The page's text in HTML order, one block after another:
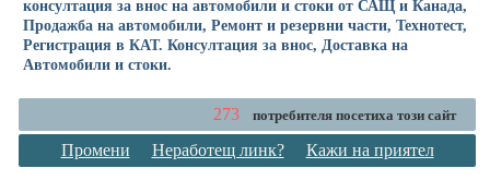
консултация за внос на автомобили и стоки от САЩ и Канада,
Продажба на автомобили, Ремонт и резервни части, Технотест,
Регистрация в КАТ. Консултация за внос, Доставка на
Автомобили и стоки.
273 потребителя посетиха този сайт
Промени Неработещ линк? Кажи на приятел